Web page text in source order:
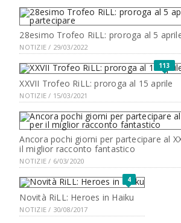
28esimo Trofeo RiLL: proroga al 5
NOTIZIE / 29/03/2022
113
XXVII Trofeo RiLL: proroga al 15 aprile
NOTIZIE / 15/03/2021
Ancora pochi giorni per partecipare al
il miglior racconto fantastico
NOTIZIE / 6/03/2020
4
Novità RiLL: Heroes in Haiku
NOTIZIE / 30/08/2017